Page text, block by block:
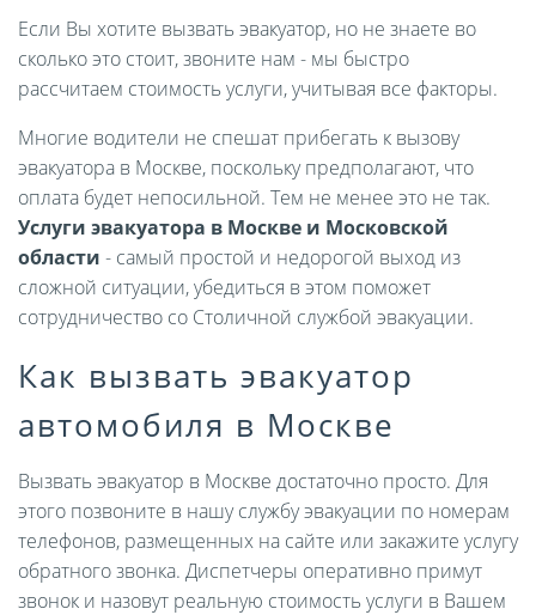
Если Вы хотите вызвать эвакуатор, но не знаете во
сколько это стоит, звоните нам - мы быстро
рассчитаем стоимость услуги, учитывая все факторы.
Многие водители не спешат прибегать к вызову
эвакуатора в Москве, поскольку предполагают, что
оплата будет непосильной. Тем не менее это не так.
Услуги эвакуатора в Москве и Московской
области - самый простой и недорогой выход из
сложной ситуации, убедиться в этом поможет
сотрудничество со Столичной службой эвакуации.
Как вызвать эвакуатор
автомобиля в Москве
Вызвать эвакуатор в Москве достаточно просто. Для
этого позвоните в нашу службу эвакуации по номерам
телефонов, размещенных на сайте или закажите услугу
обратного звонка. Диспетчеры оперативно примут
звонок и назовут реальную стоимость услуги в Вашем